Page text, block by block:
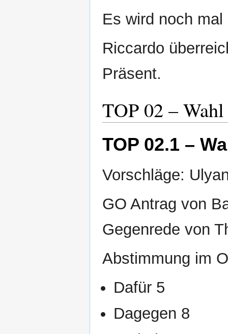
Es wird noch
Riccardo
Präsent.
TOP 02 –
TOP 02.1 –
Vorschläge:
GO Antrag von
Gegenrede von
Abstimmung im
Dafür 5
Dagegen 8